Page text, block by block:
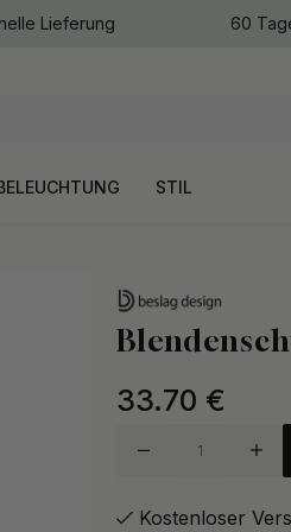
Lieferung 60
STIL
33.70 €
Kostenloser